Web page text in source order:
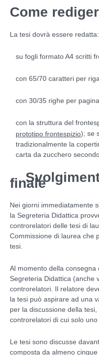
Come
La tesi dovrà essere redatta:
su fogli formato A4 scritti
con 65/70 caratteri per riga
con 30/35 righe per
con la struttura del
prototipo frontespizio); se
tradizionalmente la
carta da zucchero
finale
Nei giorni immediatamente
la Segreteria Didattica
controrelatori delle tesi di
Commissione di laurea che
tesi.
Al momento della
Segreteria Didattica (anche
controrelatori. Il relatore
la tesi può aspirare ad una
per la discussione della
controrelatori di cui solo
Le tesi sono discusse
composta da almeno